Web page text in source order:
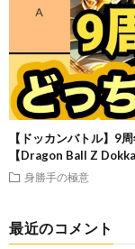
【ドッカンバトル】9
【Dragon Ball Z
身勝手の極意
最近のコメント